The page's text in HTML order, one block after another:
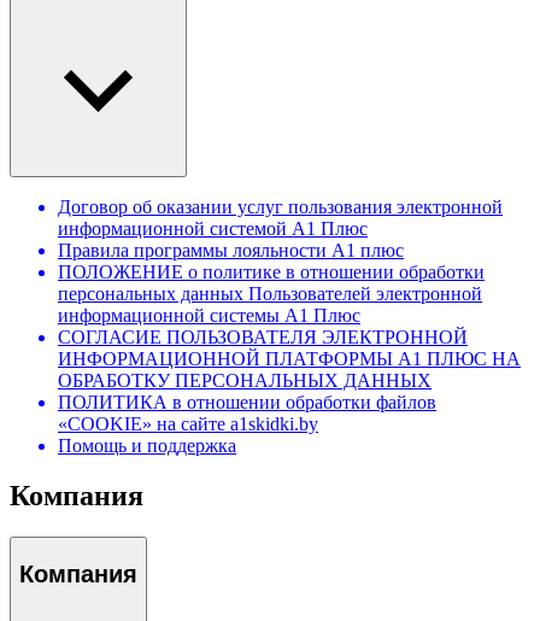
Договор об оказании услуг пользования электронной
информационной системой А1 Плюс
Правила программы лояльности А1 плюс
ПОЛОЖЕНИЕ о политике в отношении обработки
персональных данных Пользователей электронной
информационной системы А1 Плюс
СОГЛАСИЕ ПОЛЬЗОВАТЕЛЯ ЭЛЕКТРОННОЙ
ИНФОРМАЦИОННОЙ ПЛАТФОРМЫ А1 ПЛЮС НА
ОБРАБОТКУ ПЕРСОНАЛЬНЫХ ДАННЫХ
ПОЛИТИКА в отношении обработки файлов
«COOKIE» на сайте a1skidki.by
Помощь и поддержка
Компания
Компания